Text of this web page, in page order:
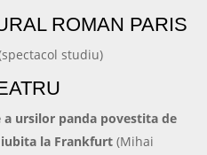
ROMAN PARIS
studiu)
a ursilor panda povestita de
la Frankfurt (Mihai